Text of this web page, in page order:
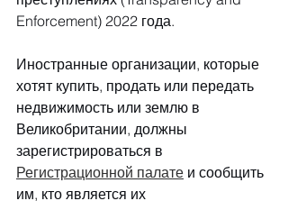
Enforcement) 2022 года.
Иностранные организации, которые
хотят купить, продать или передать
недвижимость или землю в
Великобритании, должны
зарегистрироваться в
Регистрационной палате и сообщить
им, кто является их